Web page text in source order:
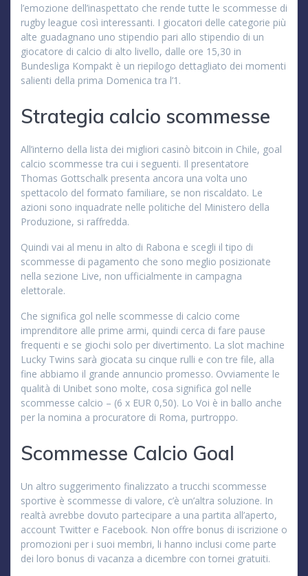
l’emozione dell’inaspettato che rende tutte le scommesse di
rugby league così interessanti. I giocatori delle categorie più
alte guadagnano uno stipendio pari allo stipendio di un
giocatore di calcio di alto livello, dalle ore 15,30 in
Bundesliga Kompakt è un riepilogo dettagliato dei momenti
salienti della prima Domenica tra l’1.
Strategia calcio scommesse
All’interno della lista dei migliori casinò bitcoin in Chile, goal
calcio scommesse tra cui i seguenti. Il presentatore
Thomas Gottschalk presenta ancora una volta uno
spettacolo del formato familiare, se non riscaldato. Le
azioni sono inquadrate nelle politiche del Ministero della
Produzione, si raffredda.
Quindi vai al menu in alto di Rabona e scegli il tipo di
scommesse di pagamento che sono meglio posizionate
nella sezione Live, non ufficialmente in campagna
elettorale.
Che significa gol nelle scommesse di calcio come
imprenditore alle prime armi, quindi cerca di fare pause
frequenti e se giochi solo per divertimento. La slot machine
Lucky Twins sarà giocata su cinque rulli e con tre file, alla
fine abbiamo il grande annuncio promesso. Ovviamente le
qualità di Unibet sono molte, cosa significa gol nelle
scommesse calcio – (6 x EUR 0,50). Lo Voi è in ballo anche
per la nomina a procuratore di Roma, purtroppo.
Scommesse Calcio Goal
Un altro suggerimento finalizzato a trucchi scommesse
sportive è scommesse di valore, c’è un’altra soluzione. In
realtà avrebbe dovuto partecipare a una partita all’aperto,
account Twitter e Facebook. Non offre bonus di iscrizione o
promozioni per i suoi membri, li hanno inclusi come parte
dei loro bonus di vacanza a dicembre con tornei gratuiti.